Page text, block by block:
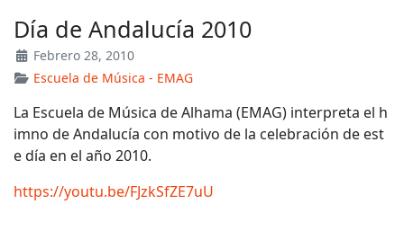
Día de Andalucía 2010
Febrero 28, 2010
Escuela de Música - EMAG
La Escuela de Música de Alhama (EMAG) interpreta el h
imno de Andalucía con motivo de la celebración de est
e día en el año 2010.
https://youtu.be/FJzkSfZE7uU